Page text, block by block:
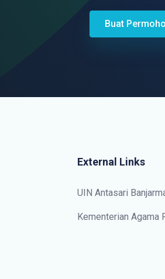
Buat
External Links
UIN Antasari
Kementerian Agama